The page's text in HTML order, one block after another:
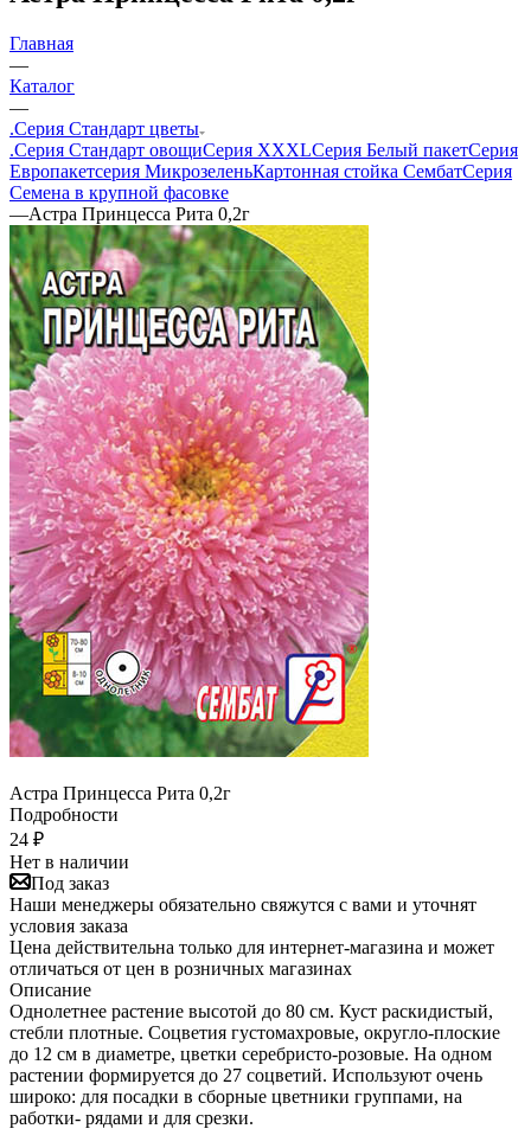
Главная
—
Каталог
—
.Серия Стандарт цветы
.Серия Стандарт овощиСерия XXXLСерия Белый пакетСерия
Европакетсерия МикрозеленьКартонная стойка СембатСерия
Семена в крупной фасовке
—Астра Принцесса Рита 0,2г
Астра Принцесса Рита 0,2г
Подробности
24 ₽
Нет в наличии
Под заказ
Наши менеджеры обязательно свяжутся с вами и уточнят
условия заказа
Цена действительна только для интернет-магазина и может
отличаться от цен в розничных магазинах
Описание
Однолетнее растение высотой до 80 см. Куст раскидистый,
стебли плотные. Соцветия густомахровые, округло-плоские
до 12 см в диаметре, цветки серебристо-розовые. На одном
растении формируется до 27 соцветий. Используют очень
широко: для посадки в сборные цветники группами, на
работки- рядами и для срезки.